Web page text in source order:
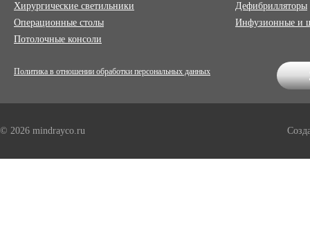
Хирургические светильники
Операционные столы
Потолочные консоли
Дефибрилляторы
Инфузионные и
Политика в отношении обработки персональных данных
© 2026 mindrayco.ru